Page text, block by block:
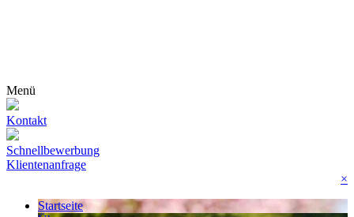
Menü
Kontakt
Schnellbewerbung
Klientenanfrage
×
Startseite